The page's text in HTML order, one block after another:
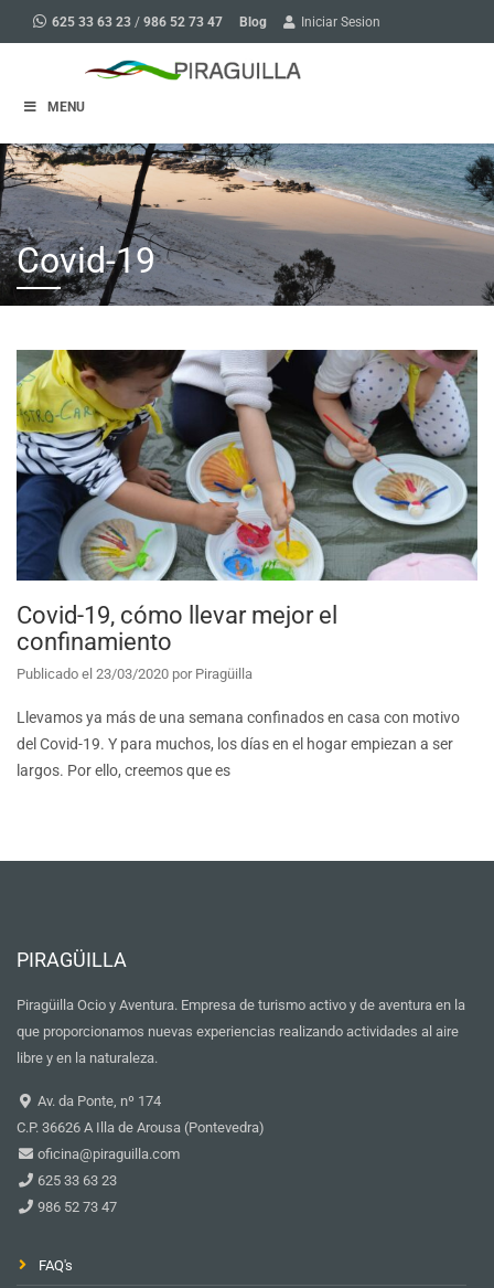
625 33 63 23 / 986 52 73 47 Blog Iniciar Sesion
MENU
Covid-19
Covid-19, cómo llevar mejor el
confinamiento
Publicado el 23/03/2020 por Piragüilla
Llevamos ya más de una semana confinados en casa con motivo
del Covid-19. Y para muchos, los días en el hogar empiezan a ser
largos. Por ello, creemos que es
PIRAGÜILLA
Piragüilla Ocio y Aventura. Empresa de turismo activo y de aventura en la
que proporcionamos nuevas experiencias realizando actividades al aire
libre y en la naturaleza.
Av. da Ponte, nº 174
C.P. 36626 A Illa de Arousa (Pontevedra)
oficina@piraguilla.com
625 33 63 23
986 52 73 47
FAQ's